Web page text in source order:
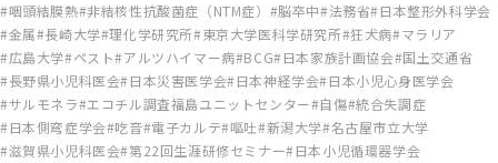
咽頭結膜熱 非結核性抗酸菌症（NTM症） 脳卒中 法務省 日本整形外科学会
金属 長崎大学 理化学研究所 東京大学医科学研究所 狂犬病 マラリア
広島大学 ペスト アルツハイマー病 BCG 日本家族計画協会 国土交通省
長野県小児科医会 日本災害医学会 日本神経学会 日本小児心身医学会
サルモネラ エコチル調査福島ユニットセンター 自傷 統合失調症
日本側弯症学会 吃音 電子カルテ 嘔吐 新潟大学 名古屋市立大学
滋賀県小児科医会 第22回生涯研修セミナー 日本小児循環器学会